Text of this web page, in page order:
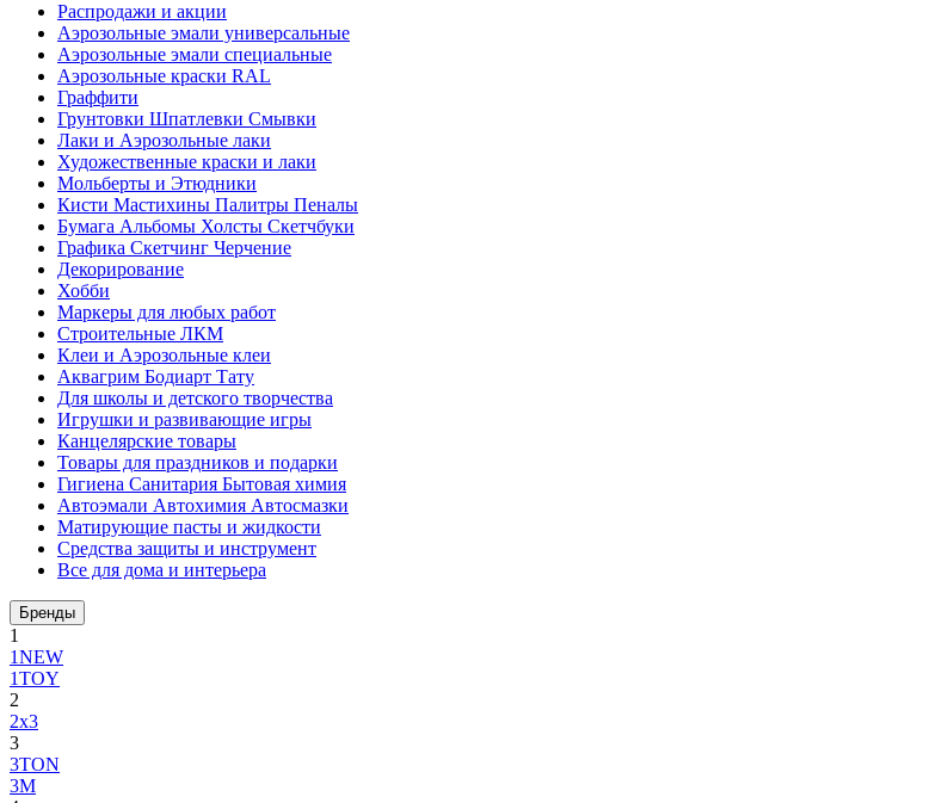
Распродажи и акции
Аэрозольные эмали универсальные
Аэрозольные эмали специальные
Аэрозольные краски RAL
Граффити
Грунтовки Шпатлевки Смывки
Лаки и Аэрозольные лаки
Художественные краски и лаки
Мольберты и Этюдники
Кисти Мастихины Палитры Пеналы
Бумага Альбомы Холсты Скетчбуки
Графика Скетчинг Черчение
Декорирование
Хобби
Маркеры для любых работ
Строительные ЛКМ
Клеи и Аэрозольные клеи
Аквагрим Бодиарт Тату
Для школы и детского творчества
Игрушки и развивающие игры
Канцелярские товары
Товары для праздников и подарки
Гигиена Санитария Бытовая химия
Автоэмали Автохимия Автосмазки
Матирующие пасты и жидкости
Средства защиты и инструмент
Все для дома и интерьера
Бренды
1
1NEW
1TOY
2
2x3
3
3TON
3М